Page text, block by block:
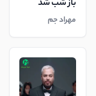
باز شب شد
مهراد جم